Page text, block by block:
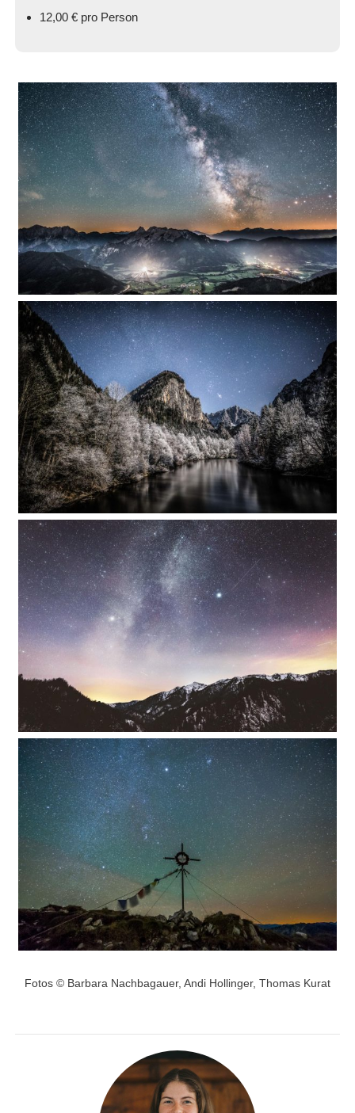
12,00 € pro Person
Fotos © Barbara Nachbagauer, Andi Hollinger, Thomas Kurat